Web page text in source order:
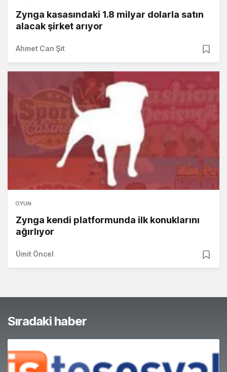
Zynga kasasındaki 1.8 milyar dolarla satın
alacak şirket arıyor
Ahmet Can Şit
OYUN
Zynga kendi platformunda ilk konuklarını
ağırlıyor
Ümit Öncel
Sıradaki haber